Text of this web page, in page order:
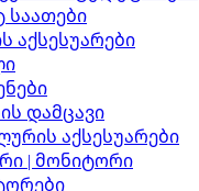
საათები
აქსესუარები
დამცავი
აქსესუარები
| მონიტორი